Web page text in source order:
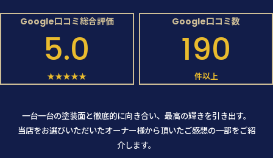
Google口コミ総合評価
5.0
★★★★★
Google口コミ数
190
件以上
一台一台の塗装面と徹底的に向き合い、最高の輝きを引き出す。
当店をお選びいただいたオーナー様から頂いたご感想の一部をご紹
介します。